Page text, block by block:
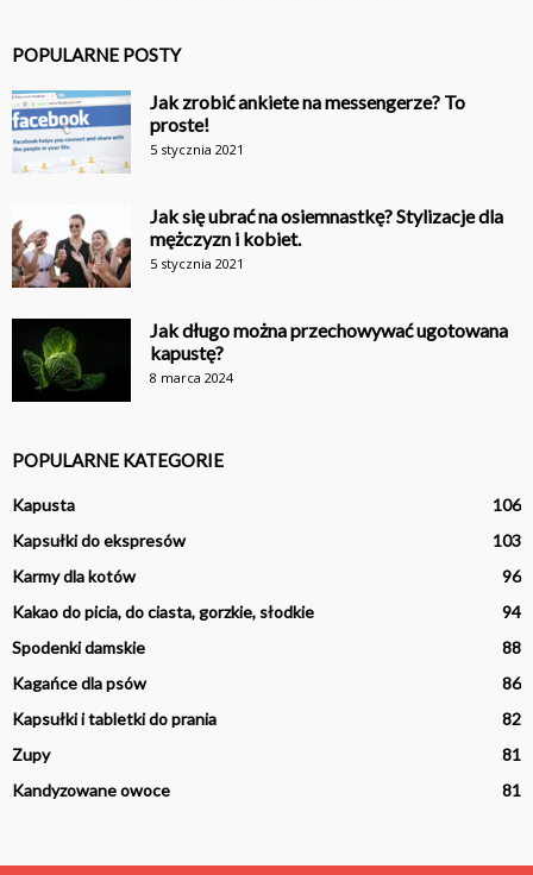
POPULARNE POSTY
Jak zrobić ankiete na messengerze? To
proste!
5 stycznia 2021
Jak się ubrać na osiemnastkę? Stylizacje dla
mężczyzn i kobiet.
5 stycznia 2021
Jak długo można przechowywać ugotowana
kapustę?
8 marca 2024
POPULARNE KATEGORIE
Kapusta
106
Kapsułki do ekspresów
103
Karmy dla kotów
96
Kakao do picia, do ciasta, gorzkie, słodkie
94
Spodenki damskie
88
Kagańce dla psów
86
Kapsułki i tabletki do prania
82
Zupy
81
Kandyzowane owoce
81